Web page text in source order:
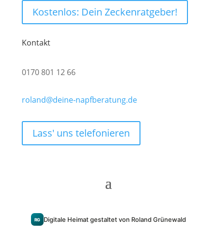
Kostenlos: Dein Zeckenratgeber!
Kontakt
0170 801 12 66
roland@deine-napfberatung.de
Lass' uns telefonieren
RG Digitale Heimat gestaltet von Roland Grünewald